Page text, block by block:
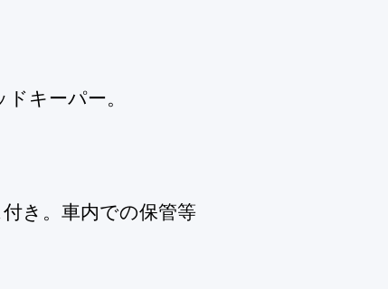
キーパー。
き。車内での保管等